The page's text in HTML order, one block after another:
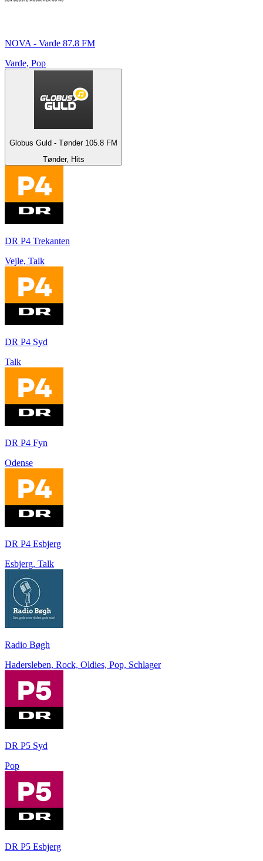
NOVA - Varde 87.8 FM
Varde, Pop
Globus Guld - Tønder 105.8 FM
Tønder, Hits
DR P4 Trekanten
Vejle, Talk
DR P4 Syd
Talk
DR P4 Fyn
Odense
DR P4 Esbjerg
Esbjerg, Talk
Radio Bøgh
Hadersleben, Rock, Oldies, Pop, Schlager
DR P5 Syd
Pop
DR P5 Esbjerg